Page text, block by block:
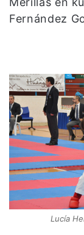
Fernández
Lucía